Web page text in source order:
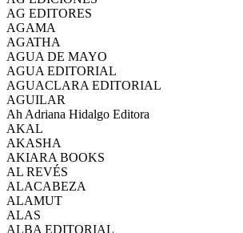
AG EDITORES
AGAMA
AGATHA
AGUA DE MAYO
AGUA EDITORIAL
AGUACLARA EDITORIAL
AGUILAR
Ah Adriana Hidalgo Editora
AKAL
AKASHA
AKIARA BOOKS
AL REVÉS
ALACABEZA
ALAMUT
ALAS
ALBA EDITORIAL